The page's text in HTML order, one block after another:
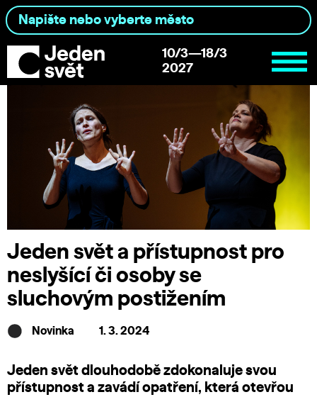
10/3—18/3
2027
Jeden svět a přístupnost pro
neslyšící či osoby se
sluchovým postižením
Novinka 1. 3. 2024
Jeden svět dlouhodobě zdokonaluje svou
přístupnost a zavádí opatření, která otevřou